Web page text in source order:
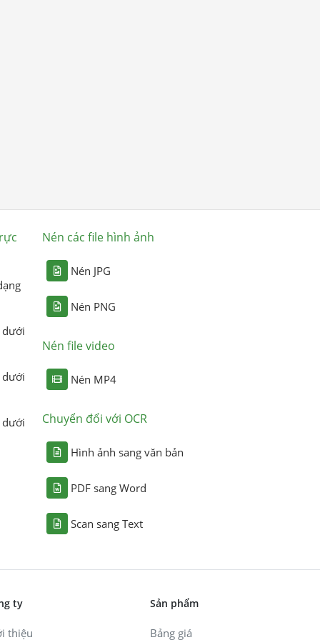
dưới
dưới
dưới
Nén các file hình ảnh
Nén JPG
Nén PNG
Nén file video
Nén MP4
Chuyển đổi với OCR
Hình ảnh sang văn bản
PDF sang Word
Scan sang Text
ty
thiệu
Sản phẩm
Bảng giá